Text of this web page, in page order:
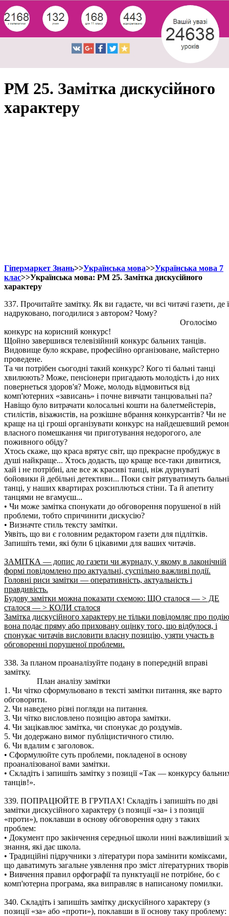
РМ 25. Замітка дискусійного
характеру
Гіпермаркет Знань>>Українська мова>>Українська мова 7
клас>>Українська мова: РМ 25. Замітка дискусійного
характеру
337. Прочитайте замітку. Як ви гадаєте, чи всі читачі газети, де
надруковано, погодилися з автором? Чому?
Оголосімо
конкурс на корисний конкурс!
Щойно завершився телевізійний конкурс бальних танців.
Видовище було яскраве, професійно організоване, майстерно
проведене.
Та чи потрібен сьогодні такий конкурс? Кого ті бальні танці
хвилюють? Може, пенсіонери пригадають молодість і до них
повернеться здоров'я? Може, молодь відмовиться від
комп'ютерних «зависань» і почне вивчати танцювальні па?
Навіщо було витрачати колосальні кошти на балетмейстерів,
стилістів, візажистів, на розкішне вбрання конкурсантів? Чи не
краще на ці гроші організувати конкурс на найдешевший
власного помешкання чи приготування недорогого, але
поживного обіду?
Хтось скаже, що краса врятує світ, що прекрасне пробуджує в
душі найкраще... Хтось додасть, що краще все-таки дивитися,
хай і не потрібні, але все ж красиві танці, ніж дурнуваті
бойовики й дебільні детективи... Поки світ рятуватимуть бальні
танці, у наших квартирах розсиплються стіни. Та й апетиту
танцями не вгамуєш...
• Чи може замітка спонукати до обговорення порушеної в ній
проблеми, тобто спричинити дискусію?
• Визначте стиль тексту замітки.
Уявіть, що ви є головним редактором газети для підлітків.
Запишіть теми, які були 6 цікавими для ваших читачів.
ЗАМІТКА — допис до газети чи журналу, у якому в лаконічній
формі повідомлено про актуальні, суспільно важливі події.
Головні риси замітки — оперативність, актуальність і
правдивість.
Будову замітки можна показати схемою: ЩО сталося — > ДЕ
сталося — > КОЛИ сталося
Замітка дискусійного характеру не тільки повідомляє про
вона подає пряму або приховану оцінку того, що відбулося, і
спонукає читачів висловити власну позицію, узяти участь в
обговоренні порушеної проблеми.
338. За планом проаналізуйте подану в попередній вправі
замітку.
План аналізу замітки
1. Чи чітко сформульовано в тексті замітки питання, яке варто
обговорити.
2. Чи наведено різні погляди на питання.
3. Чи чітко висловлено позицію автора замітки.
4. Чи зацікавлює замітка, чи спонукає до роздумів.
5. Чи додержано вимог публіцистичного стилю.
6. Чи вдалим є заголовок.
• Сформулюйте суть проблеми, покладеної в основу
проаналізованої вами замітки.
• Складіть і запишіть замітку з позиції «Так — конкурсу
танців!».
339. ПОПРАЦЮЙТЕ В ГРУПАХ! Складіть і запишіть по дві
замітки дискусійного характеру (з позиції «за» і з позиції
«проти»), поклавши в основу обговорення одну з таких
проблем:
• Документ про закінчення середньої школи нині важливіший
знання, які дає школа.
• Традиційні підручники з літератури пора замінити коміксами,
що даватимуть загальне уявлення про зміст літературних
• Вивчення правил орфографії та пунктуації не потрібне, бо є
комп'ютерна програма, яка виправляє в написаному помилки.
340. Складіть і запишіть замітку дискусійного характеру (з
позиції «за» або «проти»), поклавши в її основу таку проблему: